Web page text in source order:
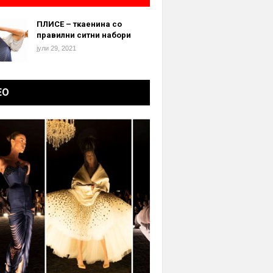
ПЛИСЕ – ткаенина со
правилни ситни набори
јули 29, 2021